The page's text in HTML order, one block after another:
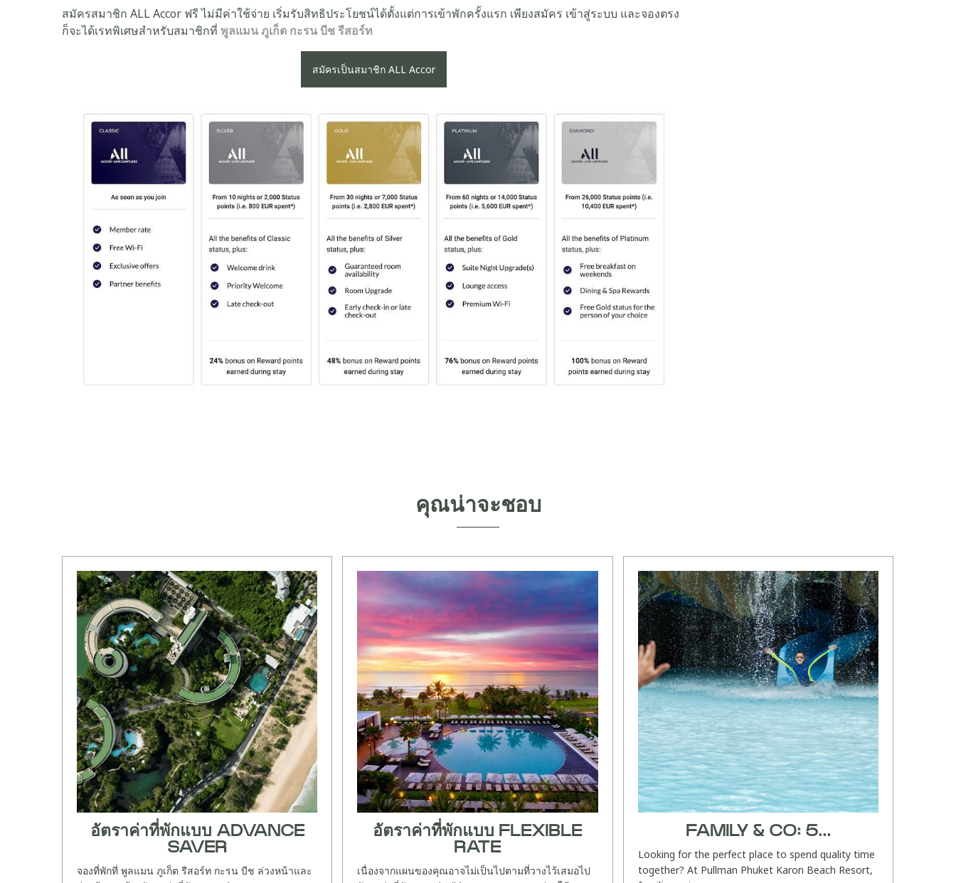
สมัครสมาชิก ALL Accor ฟรี ไม่มีค่าใช้จ่าย เริ่มรับสิทธิประโยชน์ได้ตั้งแต่การเข้าพักครั้งแรก เพียงสมัคร เข้าสู่ระบบ และจองตรง
ก็จะได้เรทพิเศษสำหรับสมาชิกที่ พูลแมน ภูเก็ต กะรน บีช รีสอร์ท
สมัครเป็นสมาชิก ALL Accor
คุณน่าจะชอบ
อัตราค่าที่พักแบบ ADVANCE
SAVER
จองที่พักที่ พูลแมน ภูเก็ต รีสอร์ท กะรน บีช ล่วงหน้าและ
อัตราค่าที่พักแบบ FLEXIBLE
RATE
เนื่องจากแผนของคุณอาจไม่เป็นไปตามที่วางไว้เสมอไป
FAMILY & CO: 5...
Looking for the perfect place to spend quality time
together? At Pullman Phuket Karon Beach Resort,